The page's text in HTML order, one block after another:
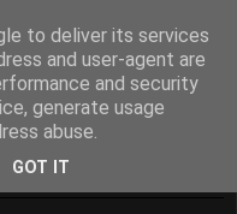
whatever
to deliver its services
and user-agent are
and security
generate usage
abuse.
GOT IT